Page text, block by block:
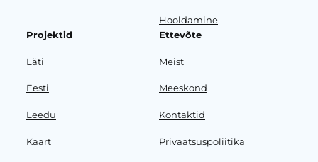
Hooldamine
Projektid
Läti
Eesti
Leedu
Kaart
Ettevõte
Meist
Meeskond
Kontaktid
Privaatsuspoliitika